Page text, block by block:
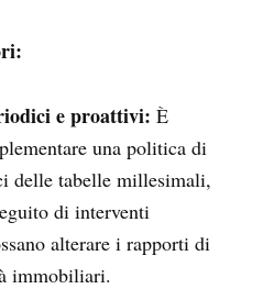
e proattivi: È
una politica di
delle tabelle millesimali,
di interventi
alterare i rapporti di
immobiliari.